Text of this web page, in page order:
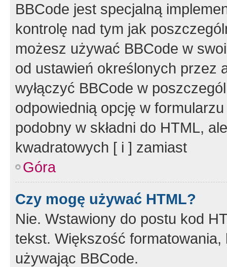
BBCode jest specjalną
kontrolę nad tym jak
możesz używać BBCode w
od ustawień określonych przez
wyłączyć BBCode w
odpowiednią opcję w
podobny w składni do HTML,
kwadratowych [ i ] zamiast
Góra
Czy mogę używać HTML?
Nie. Wstawiony do postu kod
tekst. Większość
używając BBCode.